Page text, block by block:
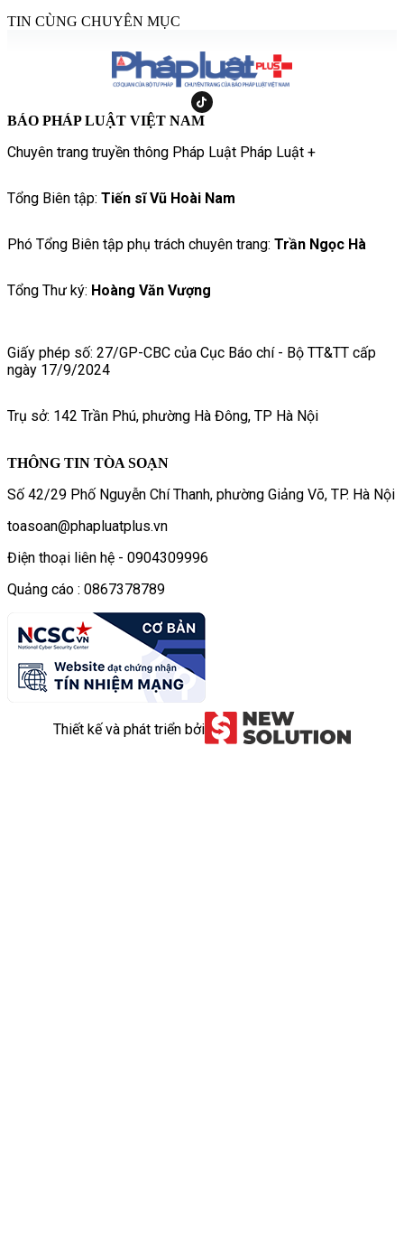
TIN CÙNG CHUYÊN MỤC
BÁO PHÁP LUẬT VIỆT NAM
Chuyên trang truyền thông Pháp Luật Pháp Luật +
Tổng Biên tập: Tiến sĩ Vũ Hoài Nam
Phó Tổng Biên tập phụ trách chuyên trang: Trần Ngọc Hà
Tổng Thư ký: Hoàng Văn Vượng
Giấy phép số: 27/GP-CBC của Cục Báo chí - Bộ TT&TT cấp
ngày 17/9/2024
Trụ sở: 142 Trần Phú, phường Hà Đông, TP Hà Nội
THÔNG TIN TÒA SOẠN
Số 42/29 Phố Nguyễn Chí Thanh, phường Giảng Võ, TP. Hà Nội
toasoan@phapluatplus.vn
Điện thoại liên hệ - 0904309996
Quảng cáo : 0867378789
Thiết kế và phát triển bởi